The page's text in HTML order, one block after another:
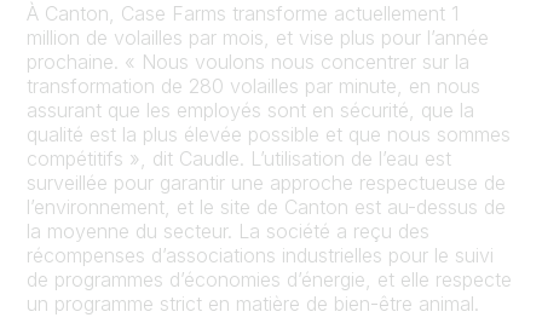
À Canton, Case Farms transforme actuellement 1
million de volailles par mois, et vise plus pour l’année
prochaine. « Nous voulons nous concentrer sur la
transformation de 280 volailles par minute, en nous
assurant que les employés sont en sécurité, que la
qualité est la plus élevée possible et que nous sommes
compétitifs », dit Caudle. L’utilisation de l’eau est
surveillée pour garantir une approche respectueuse de
l’environnement, et le site de Canton est au-dessus de
la moyenne du secteur. La société a reçu des
récompenses d’associations industrielles pour le suivi
de programmes d’économies d’énergie, et elle respecte
un programme strict en matière de bien-être animal.